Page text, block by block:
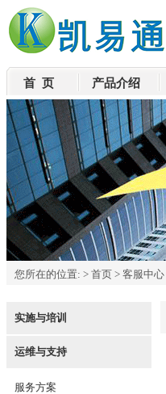
首 页 产品介绍
您所在的位置: > 首页 > 客服中心
实施与培训
运维与支持
服务方案